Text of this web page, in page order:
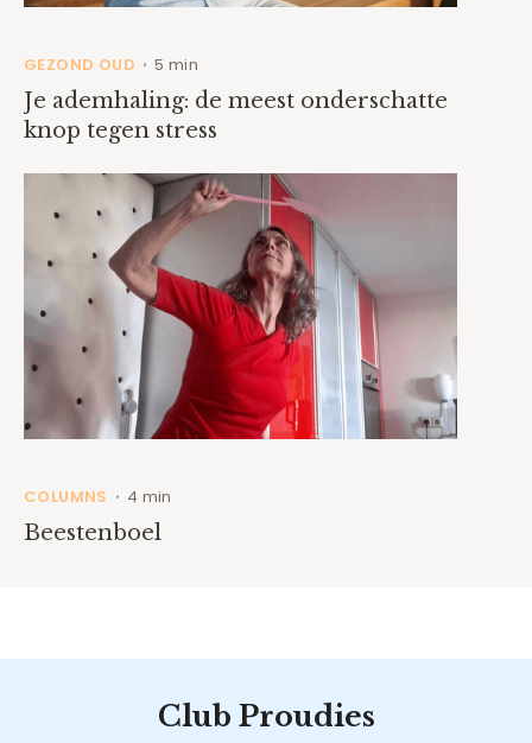
GEZOND OUD • 5 min
Je ademhaling: de meest onderschatte
knop tegen stress
COLUMNS • 4 min
Beestenboel
Club Proudies